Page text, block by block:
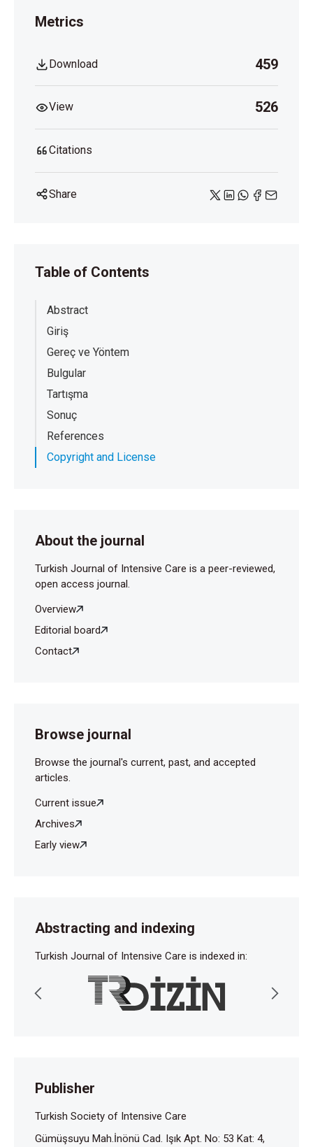
Metrics
Download 459
View 526
Citations
Share
Table of Contents
Abstract
Giriş
Gereç ve Yöntem
Bulgular
Tartışma
Sonuç
References
Copyright and License
About the journal
Turkish Journal of Intensive Care is a peer-reviewed,
open access journal.
Overview
Editorial board
Contact
Browse journal
Browse the journal's current, past, and accepted
articles.
Current issue
Archives
Early view
Abstracting and indexing
Turkish Journal of Intensive Care is indexed in:
Publisher
Turkish Society of Intensive Care
Gümüşsuyu Mah.İnönü Cad. Işık Apt. No: 53 Kat: 4,